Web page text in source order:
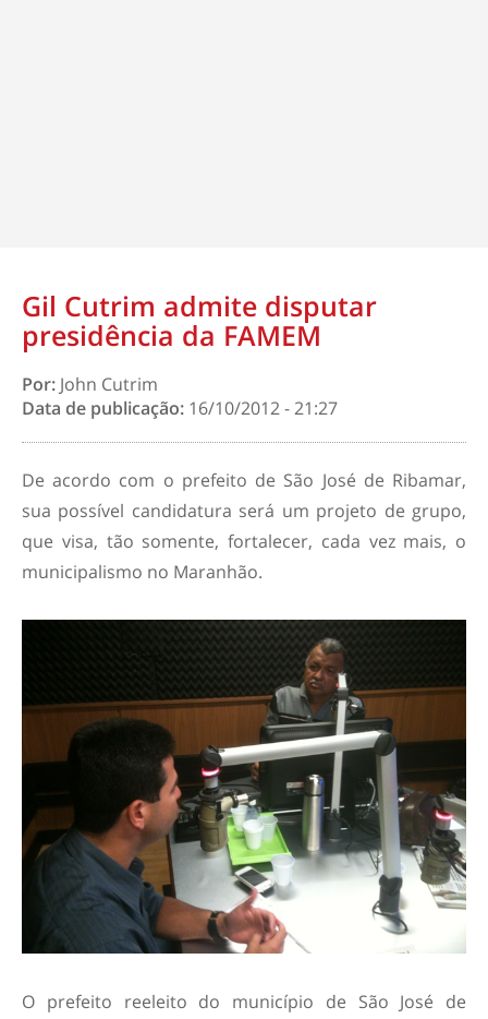
Gil Cutrim admite disputar
presidência da FAMEM
Por: John Cutrim
Data de publicação: 16/10/2012 - 21:27
De acordo com o prefeito de São José de Ribamar,
sua possível candidatura será um projeto de grupo,
que visa, tão somente, fortalecer, cada vez mais, o
municipalismo no Maranhão.
O prefeito reeleito do município de São José de